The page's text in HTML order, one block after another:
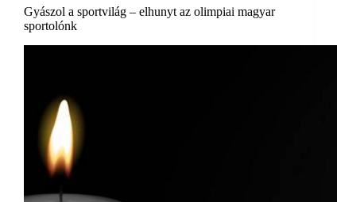
Gyászol a sportvilág – elhunyt az olimpiai magyar
sportolónk